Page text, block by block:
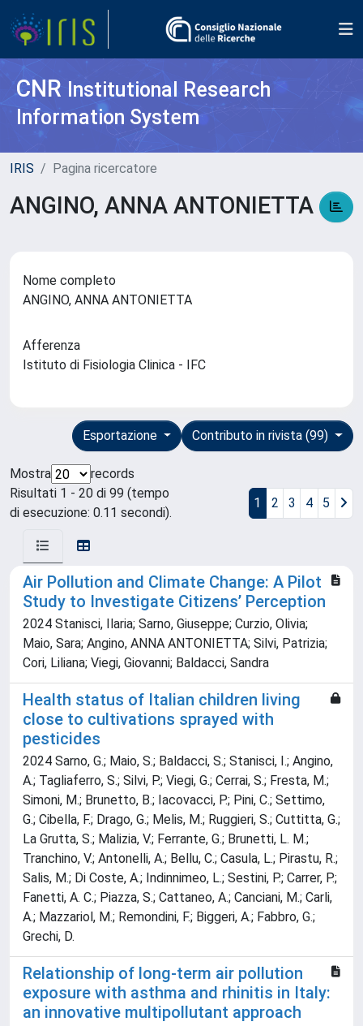
CNR Institutional Research
Information System
IRIS Pagina ricercatore
ANGINO, ANNA ANTONIETTA
Nome completo
ANGINO, ANNA ANTONIETTA
Afferenza
Istituto di Fisiologia Clinica - IFC
Contributo in rivista (99)
Esportazione
Mostra
records
Risultati 1 - 20 di 99 (tempo
di esecuzione: 0.11 secondi).
1 2 3 4 5
Air Pollution and Climate Change: A Pilot
Study to Investigate Citizens’ Perception
2024 Stanisci, Ilaria; Sarno, Giuseppe; Curzio, Olivia;
Maio, Sara; Angino, ANNA ANTONIETTA; Silvi, Patrizia;
Cori, Liliana; Viegi, Giovanni; Baldacci, Sandra
Health status of Italian children living
close to cultivations sprayed with
pesticides
2024 Sarno, G.; Maio, S.; Baldacci, S.; Stanisci, I.; Angino,
A.; Tagliaferro, S.; Silvi, P.; Viegi, G.; Cerrai, S.; Fresta, M.;
Simoni, M.; Brunetto, B.; Iacovacci, P.; Pini, C.; Settimo,
G.; Cibella, F.; Drago, G.; Melis, M.; Ruggieri, S.; Cuttitta, G.;
La Grutta, S.; Malizia, V.; Ferrante, G.; Brunetti, L. M.;
Tranchino, V.; Antonelli, A.; Bellu, C.; Casula, L.; Pirastu, R.;
Salis, M.; Di Coste, A.; Indinnimeo, L.; Sestini, P.; Carrer, P.;
Fanetti, A. C.; Piazza, S.; Cattaneo, A.; Canciani, M.; Carli,
A.; Mazzariol, M.; Remondini, F.; Biggeri, A.; Fabbro, G.;
Grechi, D.
Relationship of long-term air pollution
exposure with asthma and rhinitis in Italy:
an innovative multipollutant approach